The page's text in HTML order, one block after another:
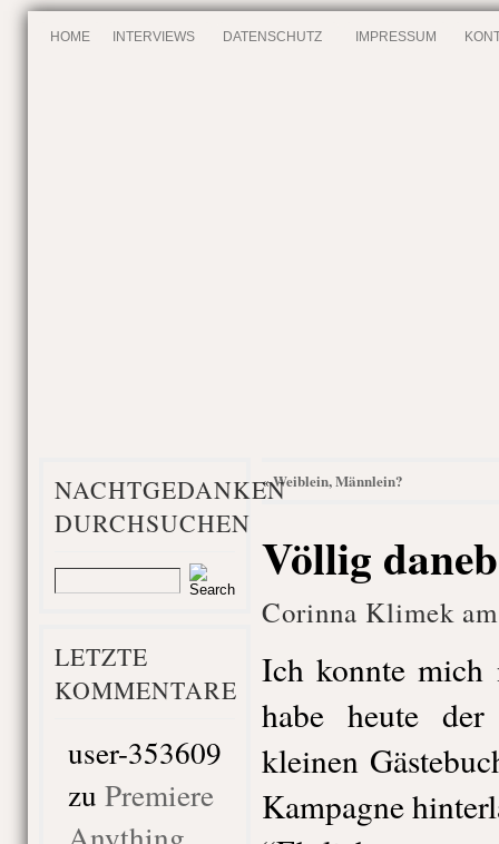
HOME INTERVIEWS DATENSCHUTZ IMPRESSUM
NACHTGEDANKEN
DURCHSUCHEN
LETZTE
KOMMENTARE
user-353609
zu Premiere
«Weiblein, Männlein?
Völlig
Corinna Klimek
Ich konnte mich
habe heute
kleinen
Kampagne